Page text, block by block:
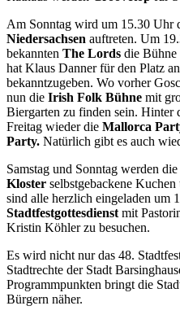
Am Sonntag wird um 15.30 Uhr
Niedersachsen auftreten. Um
bekannten The Lords die Bühne
hat Klaus Danner für den Platz
bekanntzugeben. Wo vorher
nun die Irish Folk Bühne mit
Biergarten zu finden sein. Hinter
Freitag wieder die Mallorca
Party. Natürlich gibt es auch
Samstag und Sonntag werden
Kloster selbstgebackene
sind alle herzlich eingeladen um
Stadtfestgottesdienst mit
Kristin Köhler zu besuchen.
Es wird nicht nur das 48.
Stadtrechte der Stadt
Programmpunkten bringt die
Bürgern näher.